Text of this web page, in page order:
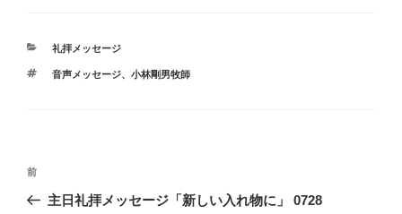
カ
ゴ
礼拝メッセージ
タ
音声メッセージ、小林剛男牧師
投
前
の
前
主日礼拝メッセージ「新しい入れ物に」 0728